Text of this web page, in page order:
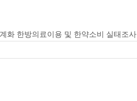
화 한방의료이용 및 한약소비 실태조사